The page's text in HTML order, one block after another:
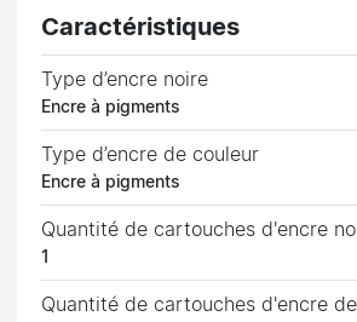
Caractéristiques
Type d’encre noire
Encre à pigments
Type d’encre de couleur
Encre à pigments
Quantité de cartouches d'encre
1
Quantité de cartouches d'encre